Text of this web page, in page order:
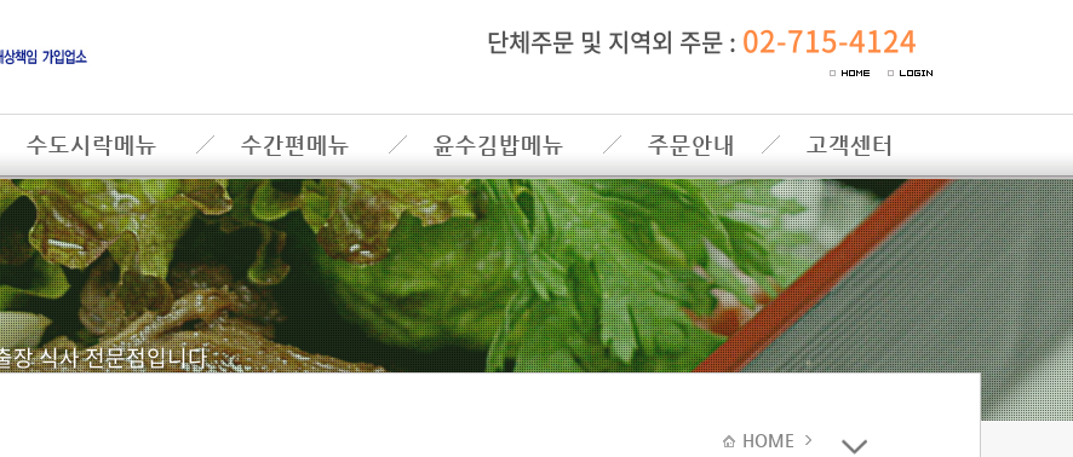
단체주문 및 지역외 주문 : 02-715-4124
수도시락메뉴 수간편메뉴 윤수김밥메뉴 주문안내 고객센터
장 식사 전문점입니다
HOME